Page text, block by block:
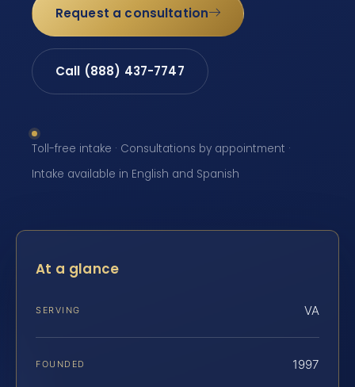
Request a consultation
Call (888) 437-7747
Toll-free intake · Consultations by appointment ·
Intake available in English and Spanish
At a glance
SERVING VA
FOUNDED 1997